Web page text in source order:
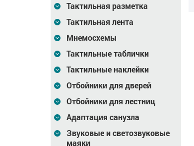
Тактильная разметка
Тактильная лента
Мнемосхемы
Тактильные таблички
Тактильные наклейки
Отбойники для дверей
Отбойники для лестниц
Адаптация санузла
Звуковые и светозвуковые
маяки
Сиденье откидное,
пристенное, AISI 304
13 842
Дозатор сенсорный,
ABS пластик, объём
500 мл, белый
Цена 2 477